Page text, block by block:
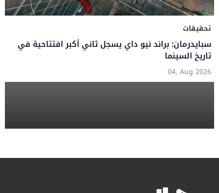
تحقيقات
سبايدرمان: براند نيو داي يسجل ثاني أكبر افتتاحية في
تاريخ السينما
04, Aug 2026